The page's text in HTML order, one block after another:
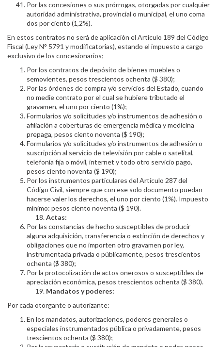
Por las concesiones o sus prórrogas, otorgadas por cualquier
autoridad administrativa, provincial o municipal, el uno coma
dos por ciento (1,2%).
En estos contratos no será de aplicación el Artículo 189 del Código
Fiscal (Ley N° 5791 y modificatorias), estando el impuesto a cargo
exclusivo de los concesionarios;
Por los contratos de depósito de bienes muebles o
semovientes, pesos trescientos ochenta ($ 380);
Por las órdenes de compra y/o servicios del Estado, cuando
no medie contrato por el cual se hubiere tributado el
gravamen, el uno por ciento (1%);
Formularios y/o solicitudes y/o instrumentos de adhesión o
afiliación a coberturas de emergencia médica y medicina
prepaga, pesos ciento noventa ($ 190);
Formularios y/o solicitudes y/o instrumentos de adhesión o
suscripción al servicio de televisión por cable o satelital,
telefonía fija o móvil, internet y todo otro servicio pago,
pesos ciento noventa ($ 190);
Por los instrumentos particulares del Artículo 287 del
Código Civil, siempre que con ese solo documento puedan
hacerse valer los derechos, el uno por ciento (1%). Impuesto
mínimo: pesos ciento noventa ($ 190).
Actas:
Por las constancias de hecho susceptibles de producir
alguna adquisición, transferencia o extinción de derechos y
obligaciones que no importen otro gravamen por ley,
instrumentada privada o públicamente, pesos trescientos
ochenta ($ 380);
Por la protocolización de actos onerosos o susceptibles de
apreciación económica, pesos trescientos ochenta ($ 380).
Mandatos y poderes:
Por cada otorgante o autorizante:
En los mandatos, autorizaciones, poderes generales o
especiales instrumentados pública o privadamente, pesos
trescientos ochenta ($ 380);